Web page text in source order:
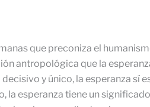
que preconiza el
antropológica que la
y único, la esperanza sí
la esperanza tiene un